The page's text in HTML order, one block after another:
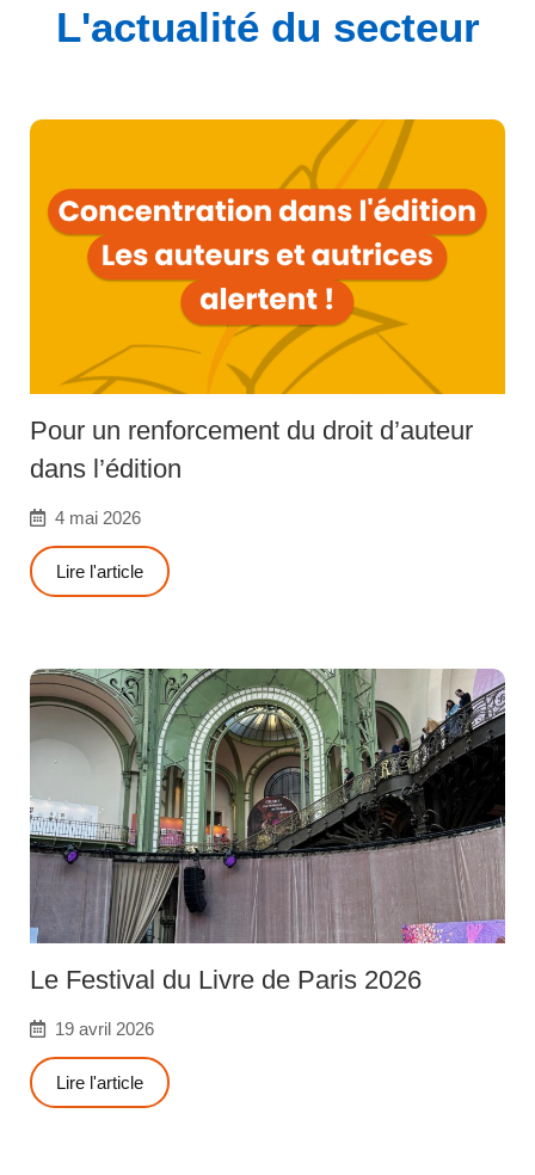
L'actualité du secteur
Pour un renforcement du droit d’auteur
dans l’édition
4 mai 2026
Lire l'article
Le Festival du Livre de Paris 2026
19 avril 2026
Lire l'article